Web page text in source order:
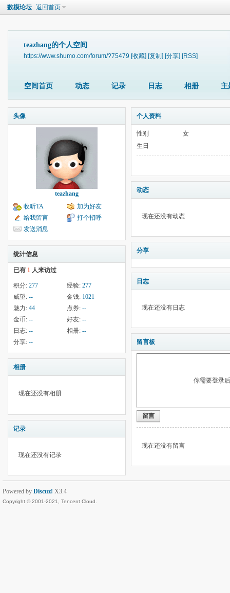
数模论坛 返回首页
teazhang的个人空间
https://www.shumo.com/forum/?75479 [收藏] [复制] [分享] [RSS]
空间首页 动态 记录 日志 相册 主
头像
teazhang
收听TA
加为好友
给我留言
打个招呼
发送消息
统计信息
已有 1 人来访过
积分: 277 经验: 277
威望: -- 金钱: 1021
魅力: 44 点券: --
金币: -- 好友: --
日志: -- 相册: --
分享: --
相册
现在还没有相册
记录
现在还没有记录
个人资料
性别
女
生日
动态
现在还没有动态
分享
日志
现在还没有日志
留言板
你需要登录
留言
现在还没有留言
Powered by Discuz! X3.4
Copyright © 2001-2021, Tencent Cloud.